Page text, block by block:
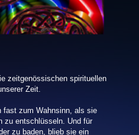
zeitgenössischen spirituellen
Zeit.
fast zum Wahnsinn, als sie
zu entschlüsseln. Und für
zu baden, blieb sie ein